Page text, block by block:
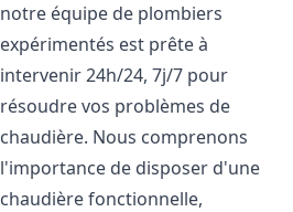
notre équipe de plombiers
expérimentés est prête à
intervenir 24h/24, 7j/7 pour
résoudre vos problèmes de
chaudière. Nous comprenons
l'importance de disposer d'une
chaudière fonctionnelle,